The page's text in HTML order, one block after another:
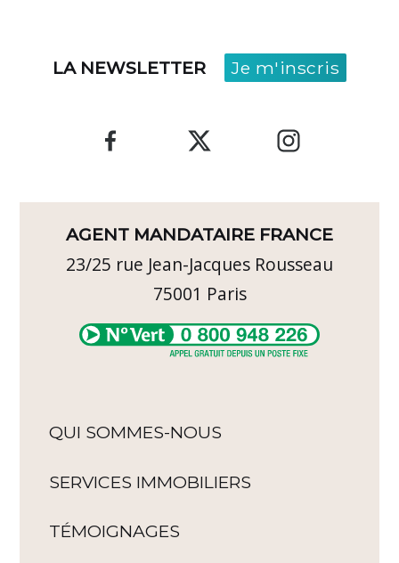
LA NEWSLETTER Je m'inscris
AGENT MANDATAIRE FRANCE
23/25 rue Jean-Jacques Rousseau
75001 Paris
QUI SOMMES-NOUS
SERVICES IMMOBILIERS
TÉMOIGNAGES